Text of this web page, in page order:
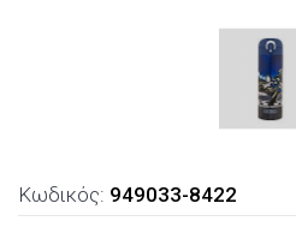
Κωδικός: 949033-8422